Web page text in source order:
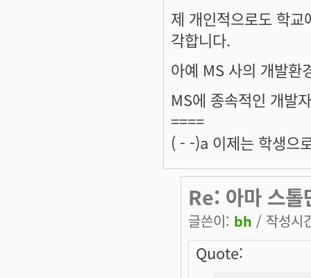
제 개인적으로도 학
각합니다.
아예 MS 사의 개발환
MS에 종속적인 개발
====
( - -)a 이제는 학생으
Re: 아마 스톨
글쓴이: bh / 작성시
Quote: